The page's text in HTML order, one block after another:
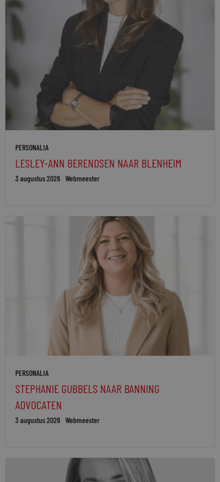
PERSONALIA
LESLEY-ANN BERENDSEN NAAR BLENHEIM
3 augustus 2026 Webmeester
PERSONALIA
STEPHANIE GUBBELS NAAR BANNING
ADVOCATEN
3 augustus 2026 Webmeester